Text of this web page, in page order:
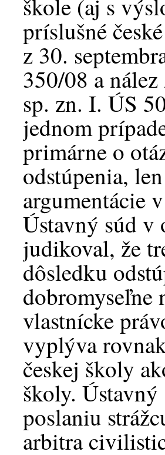
škole (aj s
príslušné
z 30.
350/08 a
sp. zn. I. ÚS
jednom
primárne o
odstúpenia,
argumentácie
Ústavný súd v
judikoval, že
dôsledku
dobromyseľne
vlastnícke
vyplýva
českej školy
školy.
poslaniu
arbitra